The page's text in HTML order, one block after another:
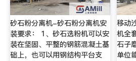
砂石粉分离机-砂石粉分离机安
装要求： 1、砂石选粉机可以安
装在坚固、平整的钢筋混凝土基
础上，也可以用钢结构平台支
移动
机全
石子
单位